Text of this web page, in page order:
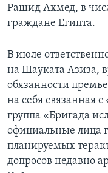
Рашид Ахмед, в
граждане Египта.
В июле
на Шауката Азиза,
обязанности
на себя связанная
группа «Бригада
официальные лица
планируемых
допросов недавно